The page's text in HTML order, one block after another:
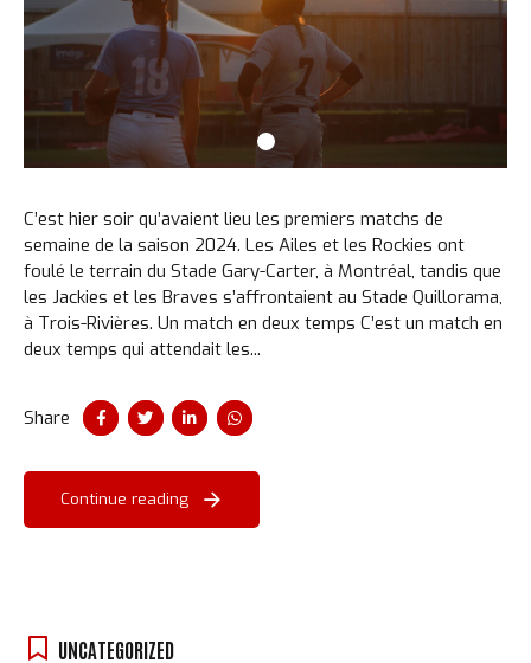
C’est hier soir qu’avaient lieu les premiers matchs de
semaine de la saison 2024. Les Ailes et les Rockies ont
foulé le terrain du Stade Gary-Carter, à Montréal, tandis que
les Jackies et les Braves s’affrontaient au Stade Quillorama,
à Trois-Rivières. Un match en deux temps C’est un match en
deux temps qui attendait les...
Share
Continue reading
UNCATEGORIZED